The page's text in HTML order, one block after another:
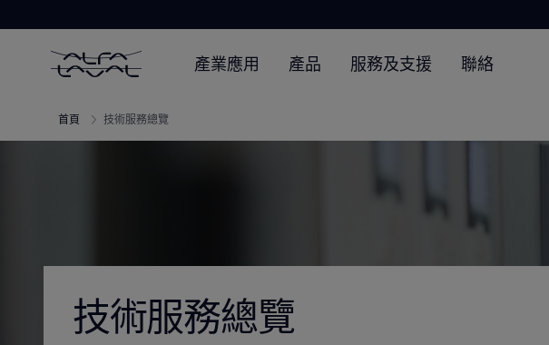
產業應用 產品 服務及支援 聯絡
首頁 技術服務總覽
技術服務總覽